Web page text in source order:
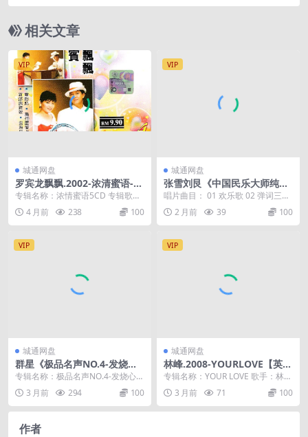
相关文章
VIP
城通网盘
罗宾龙飘飘.2002-浓清蜜语-情
歌语录VOL.4+5【音乐谷】
专辑名称：浓情蜜语5CD 专辑歌
手：谢采妘/康乔/龙飘飘/罗宾 发行
公司：马来西...
4 月前 238 100
VIP
城通网盘
张雪刘艮《中国民乐大师纯独
奏.CD04.扬琴(独奏)》[WAV+
唱片曲目： 01 欢乐歌 02 弹词三六
03 雨打芭蕉 04 倒垂帘 05 大...
2 月前 39 100
VIP
城通网盘
群星《极品名声NO.4-发烧心
醉·顶级靓声》[WAV+CUE]
专辑名称：极品名声NO.4-发烧心醉
·顶级靓声 STS+SRS专辑艺人：群星
发行...3 月前 294 100
VIP
城通网盘
林峰.2008-YOURLOVE【英皇
娱乐】【WAV+CUE】
专辑名称：YOUR LOVE 歌手：林峯
语言：粤语 发行时间：2008/09/...
3 月前 71 100
作者